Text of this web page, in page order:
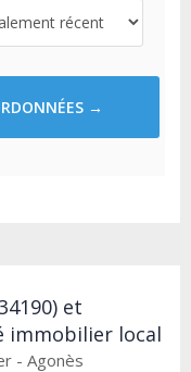
→
et
immobilier local
- Agonès